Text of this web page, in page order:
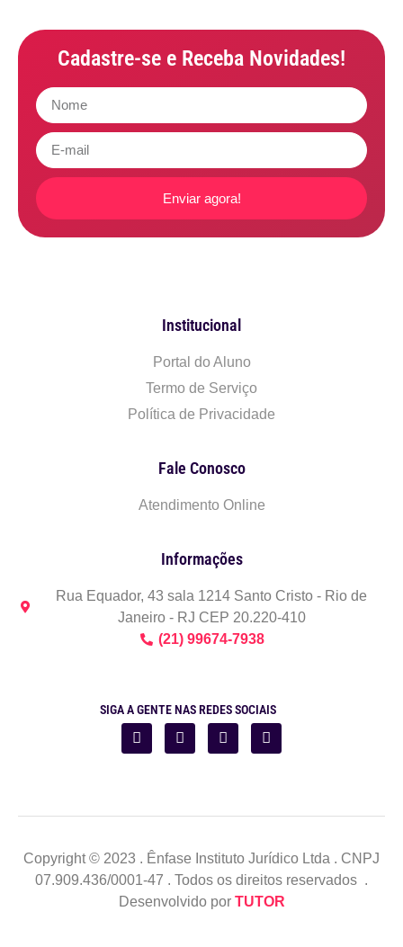
Cadastre-se e Receba Novidades!
Enviar agora!
Institucional
Portal do Aluno
Termo de Serviço
Política de Privacidade
Fale Conosco
Atendimento Online
Informações
Rua Equador, 43 sala 1214 Santo Cristo - Rio de
Janeiro - RJ CEP 20.220-410
(21) 99674-7938
SIGA A GENTE NAS REDES SOCIAIS
Copyright © 2023 . Ênfase Instituto Jurídico Ltda . CNPJ
07.909.436/0001-47 . Todos os direitos reservados .
Desenvolvido por TUTOR